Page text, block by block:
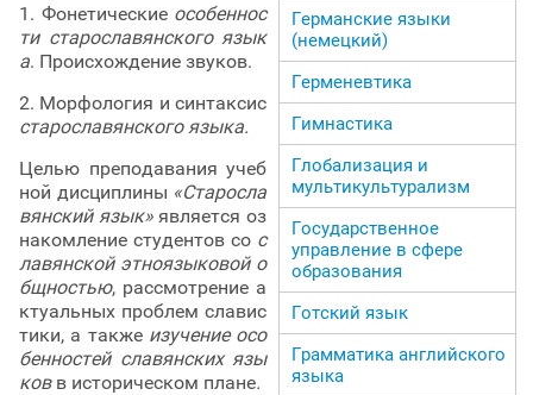
1. Фонетические особеннос
ти старославянского язык
а. Происхождение звуков.
2. Морфология и синтаксис
старославянского языка.
Целью преподавания учеб
ной дисциплины «Старосла
вянский язык»является оз
накомление студентов со с
лавянской этноязыковой о
бщностью, рассмотрение а
ктуальных проблем славис
тики, а также изучение осо
бенностей славянских язы
ков в историческом плане.
Германские языки
(немецкий)
Герменевтика
Гимнастика
Глобализация и
мультикультурализм
Государственное
управление в сфере
образования
Готский язык
Грамматика английского
языка